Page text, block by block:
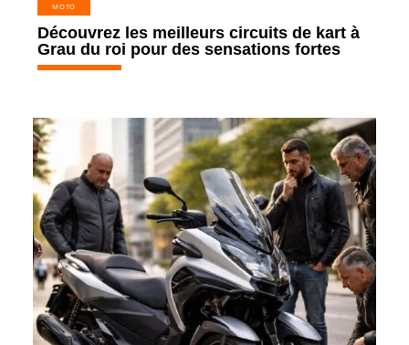
MOTO
Découvrez les meilleurs circuits de kart à
Grau du roi pour des sensations fortes